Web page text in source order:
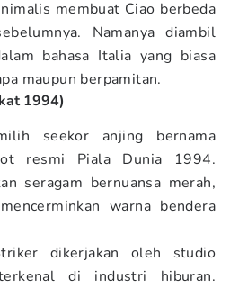
membuat Ciao berbeda
Namanya diambil
bahasa Italia yang biasa
maupun berpamitan.
1994)
seekor anjing bernama
resmi Piala Dunia 1994.
seragam bernuansa merah,
warna bendera
dikerjakan oleh studio
di industri hiburan.